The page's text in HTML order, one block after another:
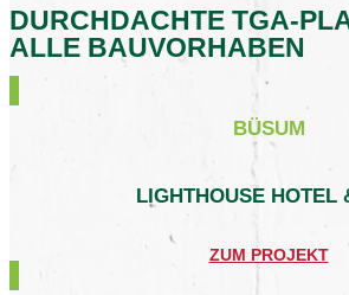
DURCHDACHTE TGA-
ALLE BAUVORHABEN
BÜSUM
LIGHTHOUSE HOTEL
ZUM PROJEKT